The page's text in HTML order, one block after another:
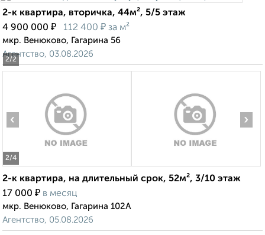
2/2
2-к квартира, вторичка, 44м², 5/5 этаж
4 900 000 ₽ 112 400 ₽ за м²
мкр. Венюково, Гагарина 56
Агентство, 03.08.2026
2/4
‹ ›
2-к квартира, на длительный срок, 52м², 3/10 этаж
17 000 ₽ в месяц
мкр. Венюково, Гагарина 102А
Агентство, 05.08.2026